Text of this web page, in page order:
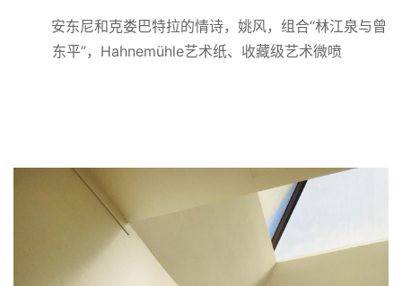
安东尼和克娄巴特拉的情诗，姚风，组合“林江泉与曾
东平”，Hahnemühle艺术纸、收藏级艺术微喷